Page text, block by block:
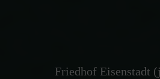
Friedhof Eisenstadt